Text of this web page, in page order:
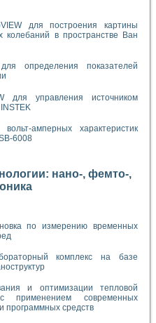
для построения картины
колебаний в пространстве Ван
определения показателей
для управления источником
амперных характеристик
6008
нано-, фемто-,
по измерению временных
комплекс на базе
и оптимизации тепловой
применением современных
программных средств